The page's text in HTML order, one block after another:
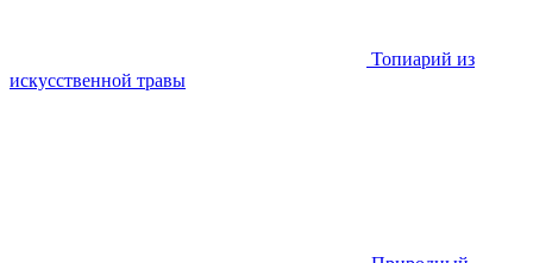
Топиарий из
искусственной травы